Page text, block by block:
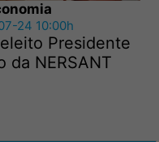
24 10:00h
Presidente
da NERSANT